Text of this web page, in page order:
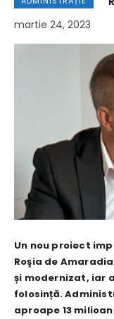
martie 24, 2023
Un nou proiect
Roşia de
și modernizat, iar
folosință.
aproape 13